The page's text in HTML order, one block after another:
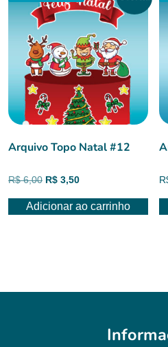
Arquivo Topo Natal #12
R$6,00 O
original
R$ 3,50O
atual
Adicionar ao carrinho